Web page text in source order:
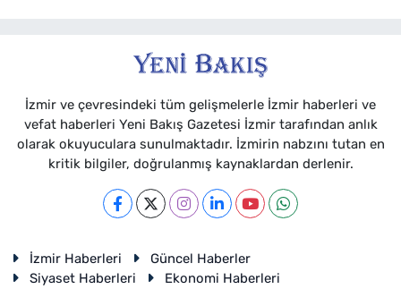
İzmir ve çevresindeki tüm gelişmelerle İzmir haberleri ve
vefat haberleri Yeni Bakış Gazetesi İzmir tarafından anlık
olarak okuyuculara sunulmaktadır. İzmirin nabzını tutan en
kritik bilgiler, doğrulanmış kaynaklardan derlenir.
İzmir Haberleri
Güncel Haberler
Siyaset Haberleri
Ekonomi Haberleri